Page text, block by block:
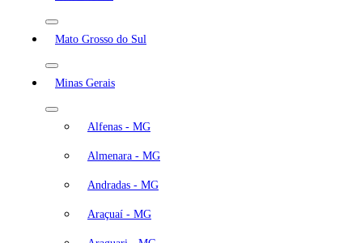
Mato Grosso do Sul
Minas Gerais
Alfenas - MG
Almenara - MG
Andradas - MG
Araçuaí - MG